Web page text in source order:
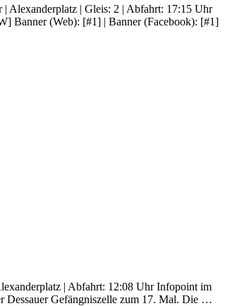
Alexanderplatz | Gleis: 2 | Abfahrt: 17:15 Uhr
Banner (Web): [#1] | Banner (Facebook): [#1]
| Abfahrt: 12:08 Uhr Infopoint im
Dessauer Gefängniszelle zum 17. Mal. Die …